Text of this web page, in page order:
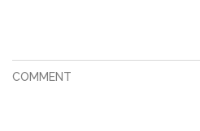
COMMENT